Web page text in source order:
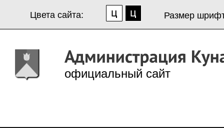
Цвета сайта: Размер
официальный сайт